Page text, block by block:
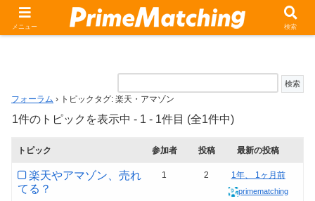
トピックタグ: 楽天・アマゾン
フォーラム › トピックタグ: 楽天・アマゾン
1件のトピックを表示中 - 1 - 1件目 (全1件中)
トピック 参加者 投稿 最新の投稿
楽天やアマゾン、売れ
てる？
1 2 1年、 1ヶ月前
primematching
メニュー 検索